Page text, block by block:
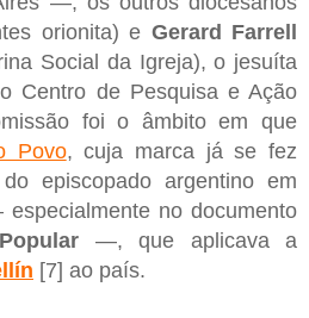
orionita) e Gerard Farrell
Social da Igreja), o jesuíta
Centro de Pesquisa e Ação
foi o âmbito em que
Povo, cuja marca já se fez
episcopado argentino em
no documento
—, que aplicava a
[7] ao país.